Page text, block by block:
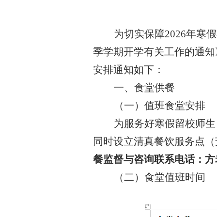
为切实保障2026年寒
季学期开学有关工作的通
安排通知如下：
一、食堂供餐
（一）值班食堂安排
为服务好寒假留校师
同时设立清真餐饮服务点
餐监督与咨询联系电话：
（二）食堂值班时间